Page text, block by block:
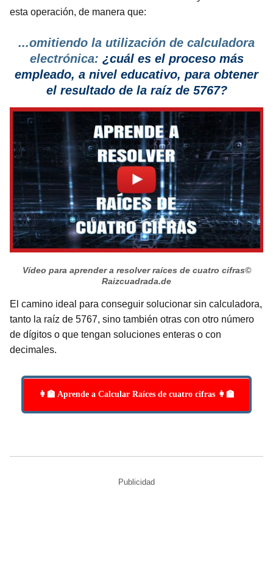
esta operación, de manera que:
...omitiendo la utilización de calculadora
electrónica: ¿cuál es el proceso más
empleado, a nivel educativo, para obtener
el resultado de la raíz de 5767?
Vídeo para aprender a resolver raíces de cuatro cifras©
Raizcuadrada.de
El camino ideal para conseguir solucionar sin calculadora,
tanto la raíz de 5767, sino también otras con otro número
de dígitos o que tengan soluciones enteras o con
decimales.
👩‍🏫 Aprende a Calcular Raíces de cuatro cifras 👩‍🏫
Publicidad